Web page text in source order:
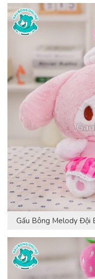
Gấu Bông Melody Đội